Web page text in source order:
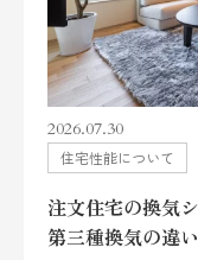
2026.07.30
住宅性能について
注文住宅の換気
第三種換気の違